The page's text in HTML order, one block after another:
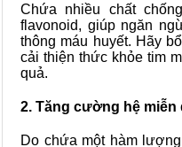
Chứa nhiều chất
flavonoid, giúp ngăn
thông máu huyết. Hãy
cải thiện thức khỏe tim
quả.
2. Tăng cường hệ miễn
Do chứa một hàm